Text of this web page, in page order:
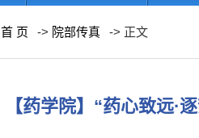
首 页 -> 院部传真 -> 正文
【药学院】“药心致远·